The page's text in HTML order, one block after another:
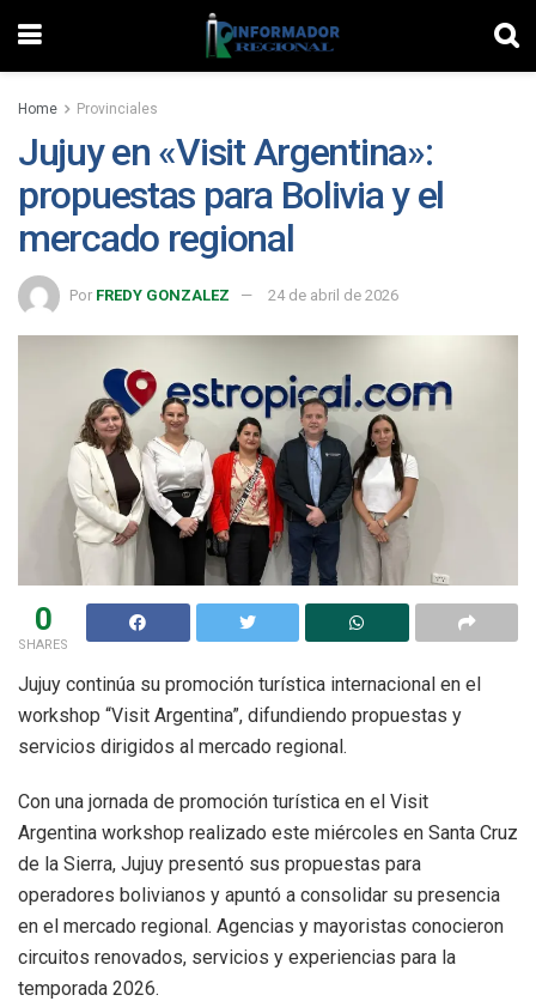
Home Provinciales
Jujuy en «Visit Argentina»:
propuestas para Bolivia y el
mercado regional
Por FREDY GONZALEZ 24 de abril de 2026
0
SHARES
Jujuy continúa su promoción turística internacional en el
workshop “Visit Argentina”, difundiendo propuestas y
servicios dirigidos al mercado regional.
Con una jornada de promoción turística en el Visit
Argentina workshop realizado este miércoles en Santa Cruz
de la Sierra, Jujuy presentó sus propuestas para
operadores bolivianos y apuntó a consolidar su presencia
en el mercado regional. Agencias y mayoristas conocieron
circuitos renovados, servicios y experiencias para la
temporada 2026.